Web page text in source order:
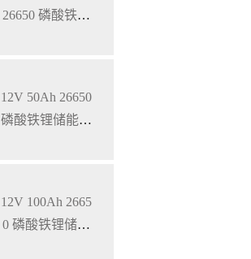
26650 磷酸铁锂
12V 50Ah 26650
磷酸铁锂储能锂
12V 100Ah 2665
0 磷酸铁锂储能